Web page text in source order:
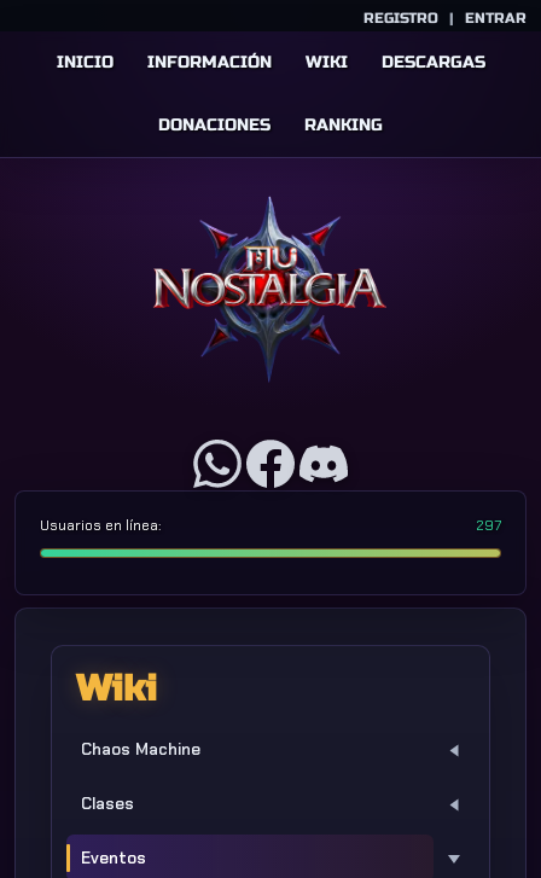
REGISTRO | ENTRAR
INICIO INFORMACIÓN WIKI DESCARGAS
DONACIONES RANKING
Usuarios en línea: 297
Wiki
Chaos Machine
Clases
Eventos